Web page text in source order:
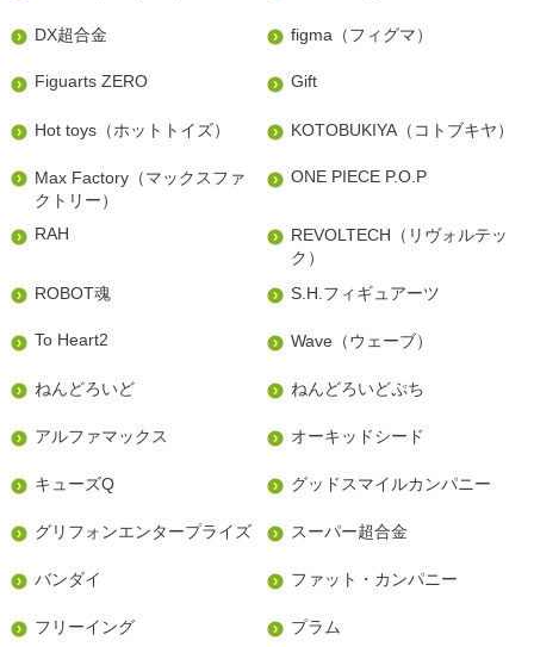
DX超合金 figma（フィグマ）
Figuarts ZERO Gift
Hot toys（ホットトイズ） KOTOBUKIYA（コトブキヤ）
Max Factory（マックスファ
クトリー）
ONE PIECE P.O.P
RAH
REVOLTECH（リヴォルテッ
ク）
ROBOT魂
S.H.フィギュアーツ
To Heart2 Wave（ウェーブ）
ねんどろいど ねんどろいどぷち
アルファマックス オーキッドシード
キューズQ グッドスマイルカンパニー
グリフォンエンタープライズ スーパー超合金
バンダイ ファット・カンパニー
フリーイング プラム